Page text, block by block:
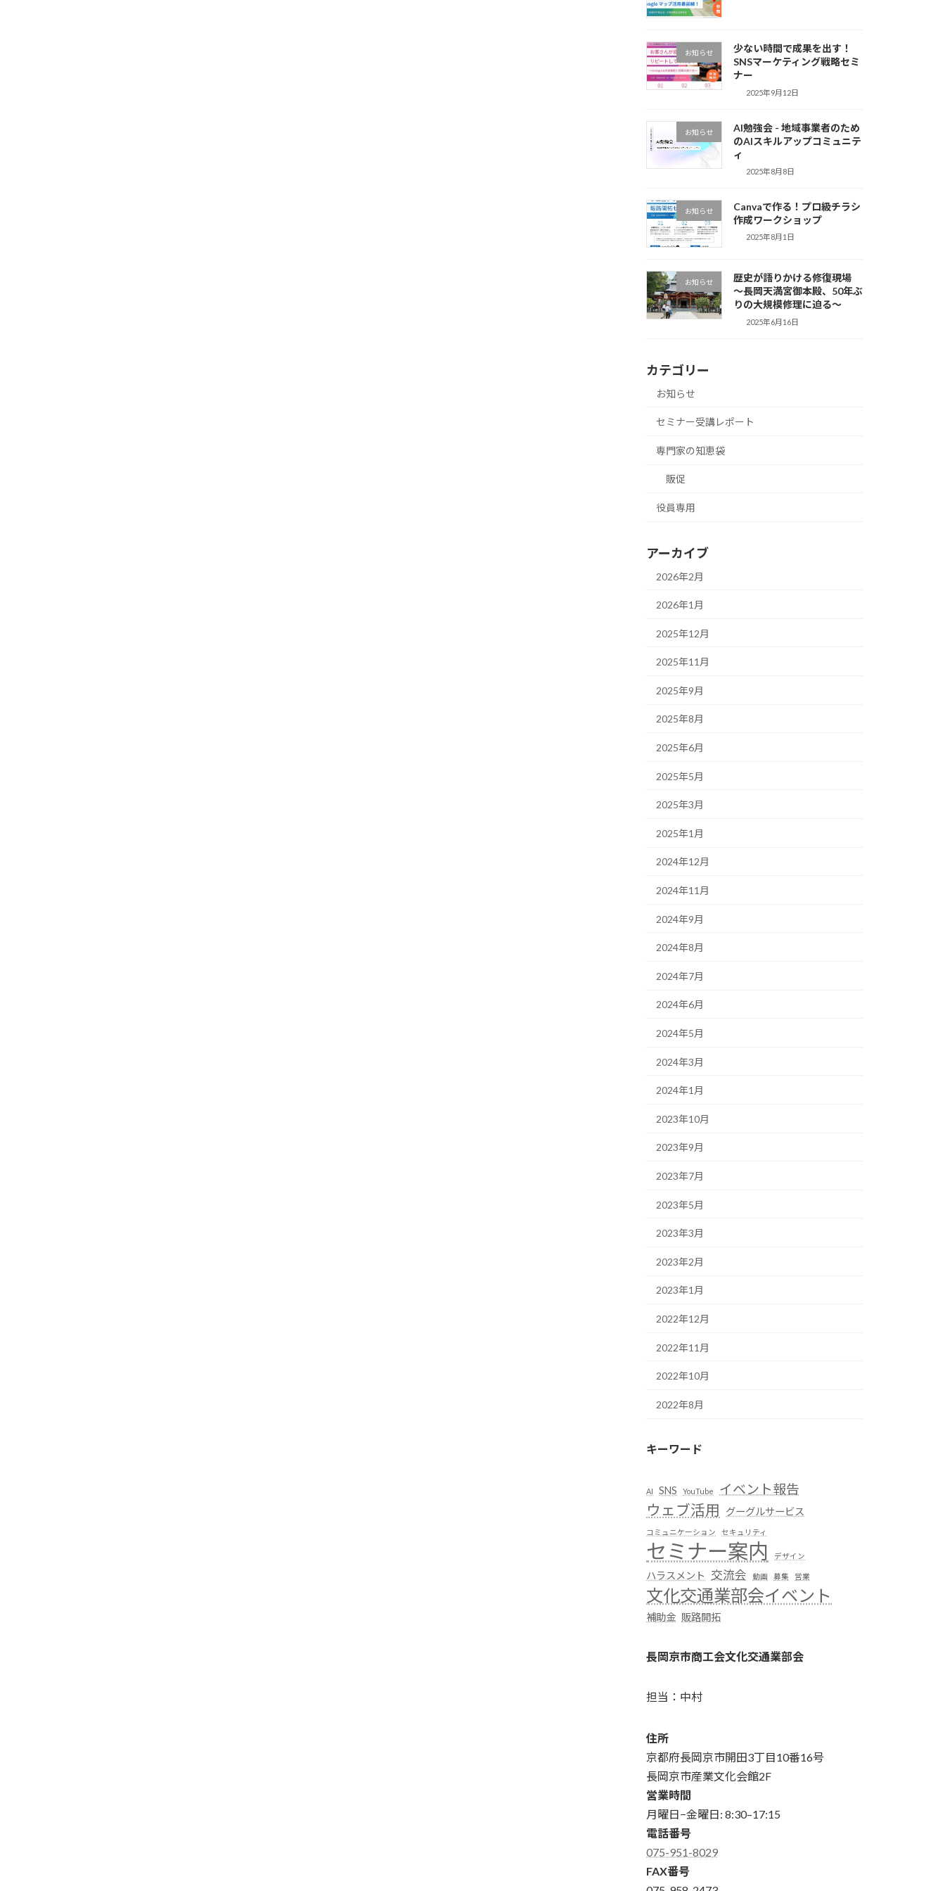
お知らせ
少ない時間で成果を出す！
SNSマーケティング戦略セミ
ナー
2025年9月12日
お知らせ
AI勉強会 - 地域事業者のため
のAIスキルアップコミュニテ
ィ
2025年8月8日
お知らせ
Canvaで作る！プロ級チラシ
作成ワークショップ
2025年8月1日
お知らせ
歴史が語りかける修復現場
～長岡天満宮御本殿、50年ぶ
りの大規模修理に迫る～
2025年6月16日
カテゴリー
お知らせ
セミナー受講レポート
専門家の知恵袋
販促
役員専用
アーカイブ
2026年2月
2026年1月
2025年12月
2025年11月
2025年9月
2025年8月
2025年6月
2025年5月
2025年3月
2025年1月
2024年12月
2024年11月
2024年9月
2024年8月
2024年7月
2024年6月
2024年5月
2024年3月
2024年1月
2023年10月
2023年9月
2023年7月
2023年5月
2023年3月
2023年2月
2023年1月
2022年12月
2022年11月
2022年10月
2022年8月
キーワード
AI SNS YouTube イベント報告
ウェブ活用 グーグルサービス
コミュニケーション セキュリティ
セミナー案内 デザイン
ハラスメント 交流会 動画 募集 営業
文化交通業部会イベント
補助金 販路開拓
長岡京市商工会文化交通業部会
担当：中村
住所
京都府長岡京市開田3丁目10番16号
長岡京市産業文化会館2F
営業時間
月曜日−金曜日: 8:30–17:15
電話番号
075-951-8029
FAX番号